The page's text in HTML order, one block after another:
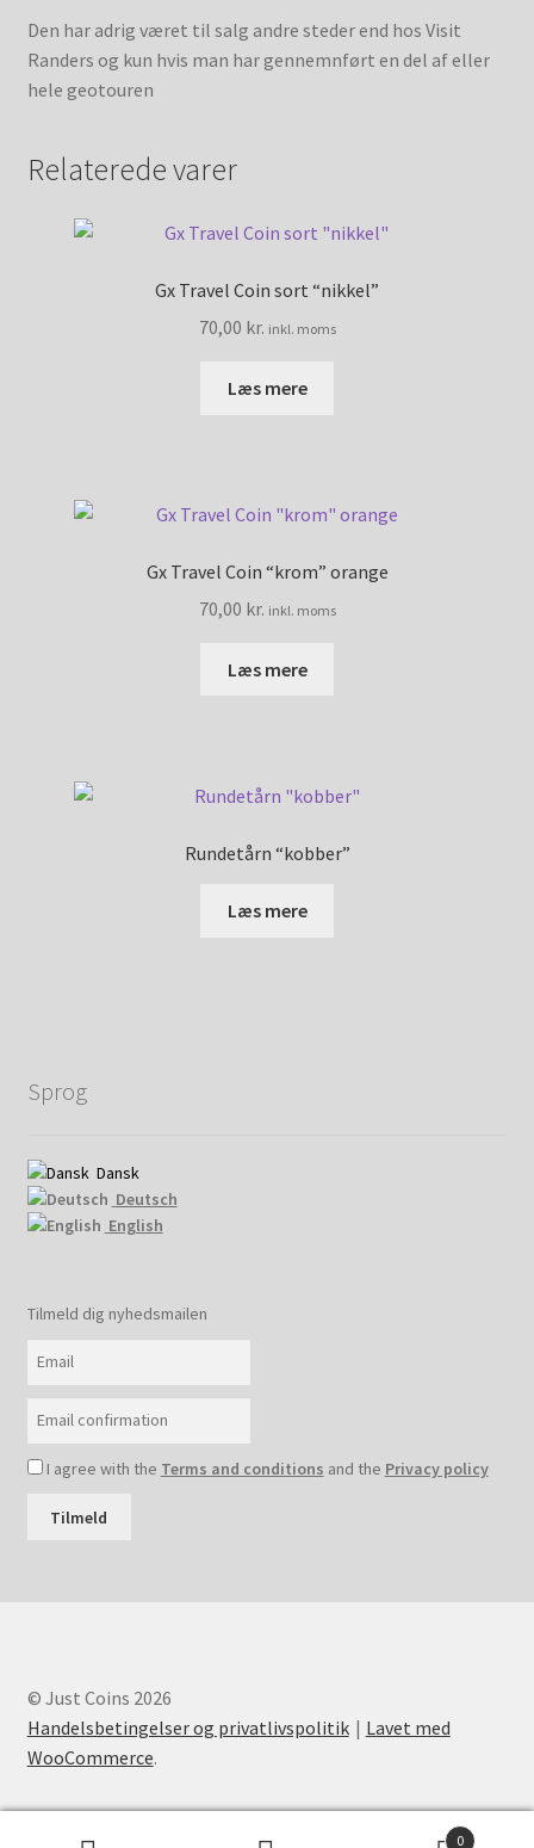
Den har adrig været til salg andre steder end hos Visit
Randers og kun hvis man har gennemnført en del af eller
hele geotouren
Relaterede varer
Gx Travel Coin sort “nikkel”
70,00 kr. inkl. moms
Læs mere
Gx Travel Coin “krom” orange
70,00 kr. inkl. moms
Læs mere
Rundetårn “kobber”
Læs mere
Sprog
Dansk
Deutsch
English
Tilmeld dig nyhedsmailen
I agree with the Terms and conditions and the Privacy policy
Tilmeld
© Just Coins 2026
Handelsbetingelser og privatlivspolitik
Lavet med
WooCommerce.
0